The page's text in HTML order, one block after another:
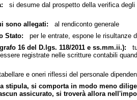
si desume dal prospetto della verifica degli
sono allegati: al rendiconto generale
Stato: per le entrate, espone le risultanze
16 del D.lgs. 118/2011 e ss.mm.ii.):
registrate nelle scritture contabili
e oneri riflessi del personale
stipula, si comporta in modo meno
assicurato, si troverà allora